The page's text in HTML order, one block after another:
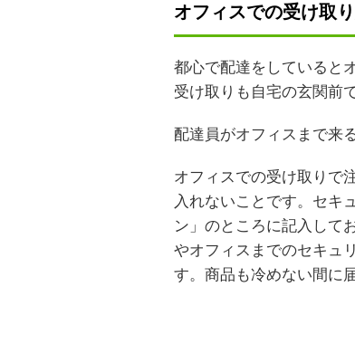
オフィスでの受け取
都心で配達をしていると
受け取りも自宅の玄関前
配達員がオフィスまで来
オフィスでの受け取りで
入れないことです。セキ
ン」のところに記入して
やオフィスまでのセキュ
す。商品も冷めない間に